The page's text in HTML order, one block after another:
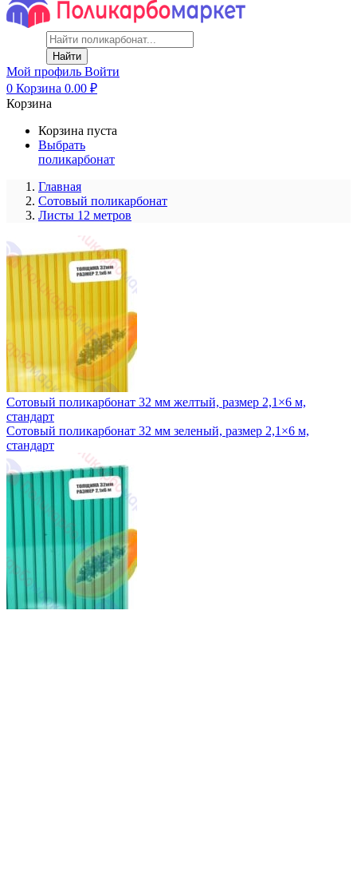
Найти
Мой профиль Войти
0 Корзина 0.00 ₽
Корзина
Корзина пуста
Выбрать
поликарбонат
Главная
Сотовый поликарбонат
Листы 12 метров
Сотовый поликарбонат 32 мм желтый, размер 2,1×6 м,
стандарт
Сотовый поликарбонат 32 мм зеленый, размер 2,1×6 м,
стандарт